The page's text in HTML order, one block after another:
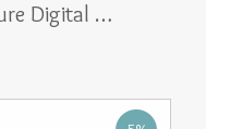
Digital …